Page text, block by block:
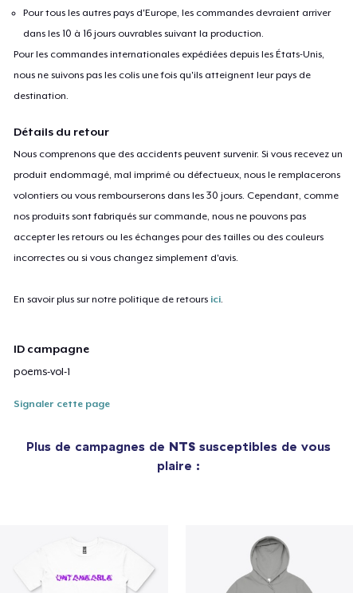
Pour tous les autres pays d'Europe, les commandes devraient arriver
dans les 10 à 16 jours ouvrables suivant la production.
Pour les commandes internationales expédiées depuis les États-Unis,
nous ne suivons pas les colis une fois qu'ils atteignent leur pays de
destination.
Détails du retour
Nous comprenons que des accidents peuvent survenir. Si vous recevez un
produit endommagé, mal imprimé ou défectueux, nous le remplacerons
volontiers ou vous rembourserons dans les 30 jours. Cependant, comme
nos produits sont fabriqués sur commande, nous ne pouvons pas
accepter les retours ou les échanges pour des tailles ou des couleurs
incorrectes ou si vous changez simplement d'avis.
En savoir plus sur notre politique de retours ici.
ID campagne
poems-vol-1
Signaler cette page
Plus de campagnes de NTS susceptibles de vous
plaire :